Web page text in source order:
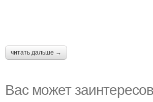
читать дальше →
Вас может